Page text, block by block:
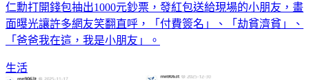
仁勳打開錢包抽出1000元鈔票，發紅包送給現場的小朋友，畫
面曝光讓許多網友笑翻直呼，「付費簽名」、「劫貧濟貧」、
「爸爸我在這，我是小朋友」。
生活